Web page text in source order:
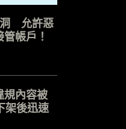
允許惡
帳戶！
規內容被
架後迅速